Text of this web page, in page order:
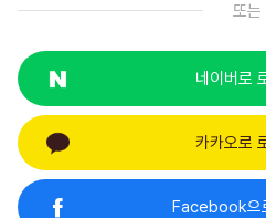
또는
네이버로
카카오로
Facebook으